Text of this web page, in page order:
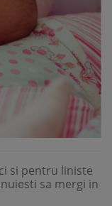
si pentru liniste
sa mergi in